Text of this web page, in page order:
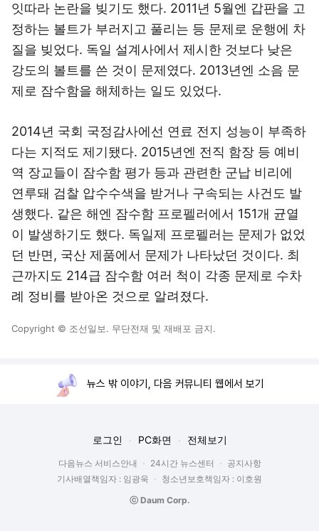
잇따라 논란을 빚기도 했다. 2011년 5월엔 갑판을 고
정하는 볼트가 부러지고 풀리는 등 문제로 운행에 차
질을 빚었다. 독일 설계사에서 제시한 것보다 낮은
강도의 볼트를 쓴 것이 문제였다. 2013년엔 소음 문
제로 잠수함을 해체하는 일도 있었다.
2014년 국회 국정감사에선 연료 전지 성능이 부족하
다는 지적도 제기됐다. 2015년엔 전직 함장 등 예비
역 장교들이 잠수함 평가 등과 관련한 군납 비리에
연루돼 검찰 압수수색을 받거나 구속되는 사건도 발
생했다. 같은 해엔 잠수함 프로펠러에서 151개 균열
이 발생하기도 했다. 독일제 프로펠러는 문제가 없었
던 반면, 국산 제품에서 문제가 나타났던 것이다. 최
근까지도 214급 잠수함 여러 척이 각종 문제로 수차
례 정비를 받아온 것으로 알려졌다.
Copyright © 조선일보. 무단전재 및 재배포 금지.
뉴스 밖 이야기, 다음 커뮤니티 웹에서 보기
로그인 PC화면 전체보기
다음뉴스 서비스안내 24시간 뉴스센터
공지사항
기사배열책임자 : 임광욱
청소년보호책임자 : 이호원
ⓒ Daum Corp.